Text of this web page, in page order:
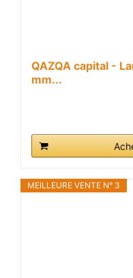
QAZQA capital -
mm...
MEILLEURE VENTE N° 3